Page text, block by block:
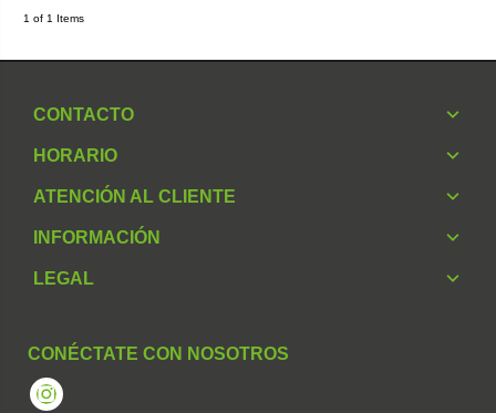
1 of 1 Items
CONTACTO
HORARIO
ATENCIÓN AL CLIENTE
INFORMACIÓN
LEGAL
CONÉCTATE CON NOSOTROS
Instagram